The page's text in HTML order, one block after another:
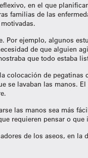
en el que
familias de las
Por ejemplo, algunos
de que alguien
que todo estaba
colocación de
se lavaban las manos.
las manos sea más
requieren pensar o
de los aseos, en